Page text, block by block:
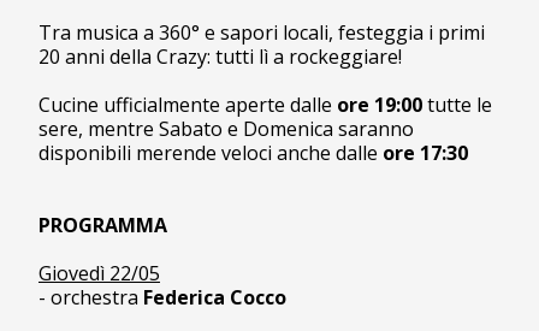
Tra musica a 360° e sapori locali, festeggia i primi
20 anni della Crazy: tutti lì a rockeggiare!
Cucine ufficialmente aperte dalle ore 19:00tutte le
sere, mentre Sabato e Domenica saranno
disponibili merende veloci anche dalle ore 17:30
PROGRAMMA
Giovedì 22/05
- orchestra Federica Cocco